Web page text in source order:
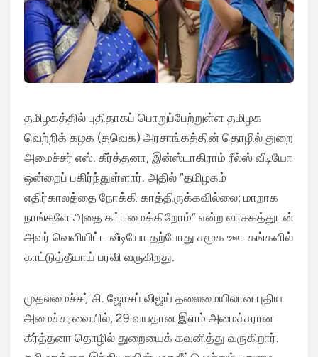
தமிழகத்தில் புதிதாகப் பொறுப்பேற்றுள்ள தமிழக
வெற்றிக் கழக (தவெக) அரசாங்கத்தின் தொழில் துறை
அமைச்சர் எஸ். கீர்த்தனா, இன்ஸ்டாகிராம் ரீல்ஸ் வீடியோ
ஒன்றைப் பகிர்ந்துள்ளார். அதில் “தமிழகம்
எதிர்காலத்தை நோக்கி காத்திருக்கவில்லை; மாறாக
நாங்களே அதை கட்டமைக்கிறோம்” என்ற வாசகத்துடன்
அவர் வெளியிட்ட வீடியோ தற்போது சமூக ஊடகங்களில்
காட்டுத்தீயாய் பரவி வருகிறது.
முதலமைச்சர் சி. ஜோசப் விஜய் தலைமையிலான புதிய
அமைச்சரவையில், 29 வயதான இளம் அமைச்சரான
கீர்த்தனா தொழில் துறையைக் கவனித்து வருகிறார்.